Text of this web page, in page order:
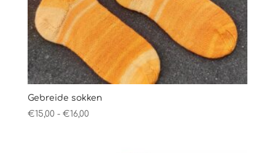
Gebreide sokken
€15,00 - €16,00Prijsklasse: